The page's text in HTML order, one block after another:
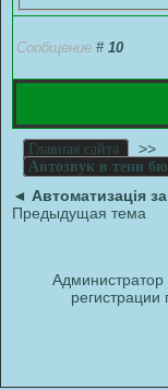
Сообщение # 10
Главная сайта >>
Автозвук в тени
◄ Автоматизація
Предыдущая тема
Администратор
регистрации